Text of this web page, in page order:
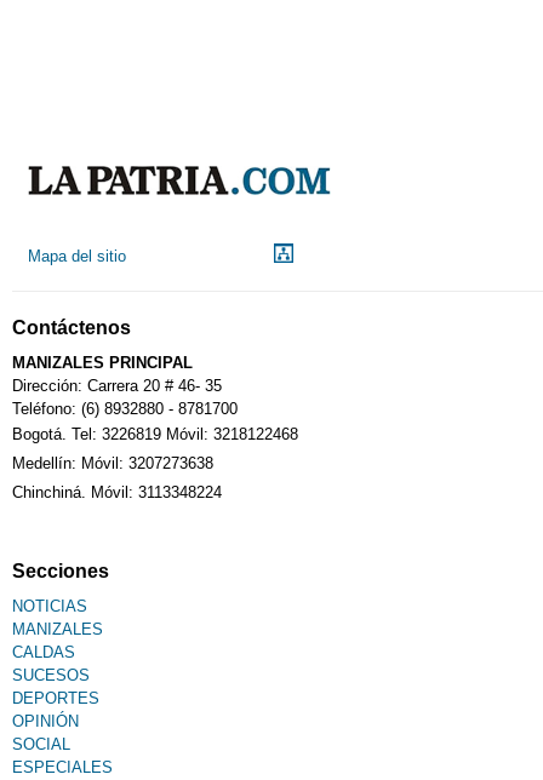
Mapa del sitio
Contáctenos
MANIZALES PRINCIPAL
Dirección: Carrera 20 # 46- 35
Teléfono: (6) 8932880 - 8781700
Bogotá. Tel: 3226819 Móvil: 3218122468
Medellín: Móvil: 3207273638
Chinchiná. Móvil: 3113348224
Secciones
NOTICIAS
MANIZALES
CALDAS
SUCESOS
DEPORTES
OPINIÓN
SOCIAL
ESPECIALES